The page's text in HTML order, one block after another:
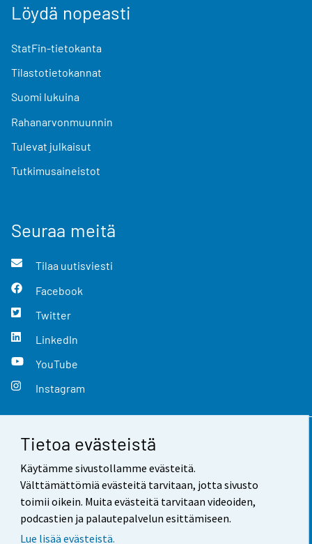
Tietoa evästeistä
Käytämme sivustollamme evästeitä.
Välttämättömiä evästeitä tarvitaan, jotta sivusto
toimii oikein. Muita evästeitä tarvitaan videoiden,
podcastien ja palautepalvelun esittämiseen.
Lue lisää evästeistä.
Löydä nopeasti
StatFin-tietokanta
Tilastotietokannat
Suomi lukuina
Rahanarvonmuunnin
Tulevat julkaisut
Tutkimusaineistot
Seuraa meitä
Tilaa uutisviesti
Facebook
Twitter
LinkedIn
YouTube
Instagram
Yhteystiedot
Palaute
Käyttöehdot